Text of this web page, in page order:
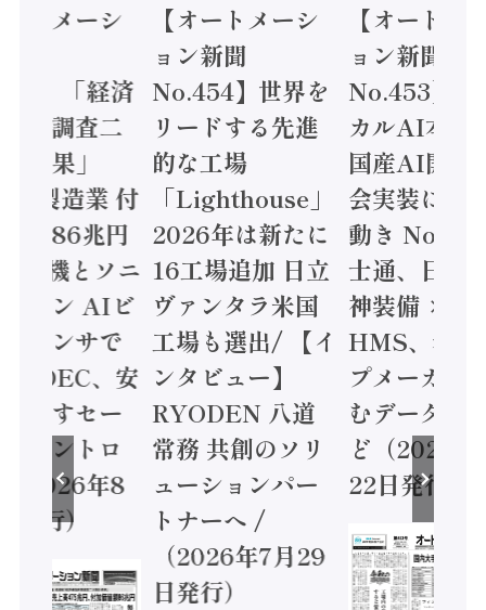
トメーシ
】「経済
態調査二
結果」
年製造業 付
額86兆円
電機とソニ
コン AIビ
センサで
/ IDEC、安
かすセー
コントロ
2026年8
発行）
【オートメーシ
ョン新聞
No.454】世界を
リードする先進
的な工場
「Lighthouse」
2026年は新たに
16工場追加 日立
ヴァンタラ米国
工場も選出/ 【イ
ンタビュー】
RYODEN 八道
常務 共創のソリ
ューションパー
トナーへ /
（2026年7月29
日発行）
【オートメ
ョン新聞
No.453】フ
カルAI本格
国産AI開発
会実装に活
動き
士通、日立
神装備 ×
HMS、老舗
プメーカー
むデータ活
ど（2026年
22日発行）